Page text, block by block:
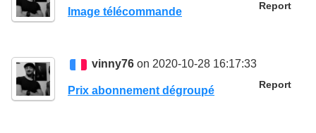
Report
Image télécommande
vinny76 on 2020-10-28 16:17:33
Report
Prix abonnement dégroupé